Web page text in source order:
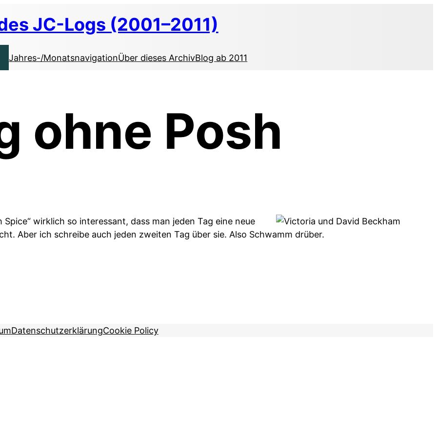
JC-Logs (2001–2011)
Jahres-/MonatsnavigationÜber dieses ArchivBlog ab 2011
ohne Posh
Spice“ wirklich so interessant, dass man jeden Tag eine neue
Aber ich schreibe auch jeden zweiten Tag über sie. Also Schwamm drüber.
DatenschutzerklärungCookie Policy